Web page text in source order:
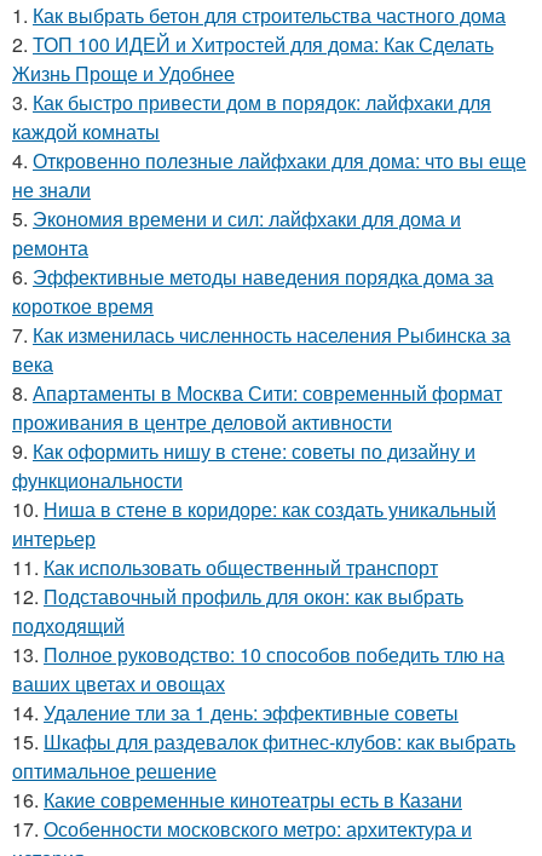
1. Как выбрать бетон для строительства частного дома
2. ТОП 100 ИДЕЙ и Хитростей для дома: Как Сделать
Жизнь Проще и Удобнее
3. Как быстро привести дом в порядок: лайфхаки для
каждой комнаты
4. Откровенно полезные лайфхаки для дома: что вы еще
не знали
5. Экономия времени и сил: лайфхаки для дома и
ремонта
6. Эффективные методы наведения порядка дома за
короткое время
7. Как изменилась численность населения Рыбинска за
века
8. Апартаменты в Москва Сити: современный формат
проживания в центре деловой активности
9. Как оформить нишу в стене: советы по дизайну и
функциональности
10. Ниша в стене в коридоре: как создать уникальный
интерьер
11. Как использовать общественный транспорт
12. Подставочный профиль для окон: как выбрать
подходящий
13. Полное руководство: 10 способов победить тлю на
ваших цветах и овощах
14. Удаление тли за 1 день: эффективные советы
15. Шкафы для раздевалок фитнес-клубов: как выбрать
оптимальное решение
16. Какие современные кинотеатры есть в Казани
17. Особенности московского метро: архитектура и